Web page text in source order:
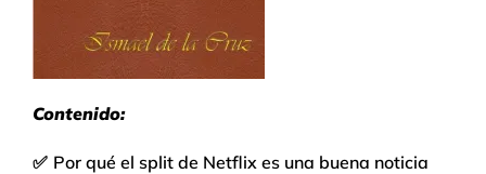
Contenido:
✅ Por qué el split de Netflix es una buena noticia